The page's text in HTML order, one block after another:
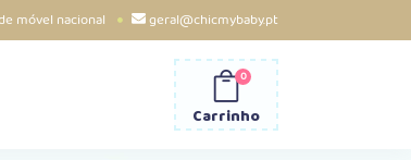
móvel nacional geral@chicmybaby.pt
Carrinho
0